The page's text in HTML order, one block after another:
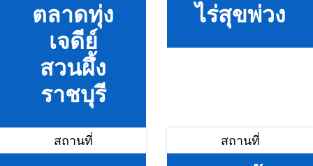
ตลาดทุ่ง
เจดีย์
สวนผึ้ง
ราชบุรี
ไร่สุขพ่วง
สถานที่ สถานที่